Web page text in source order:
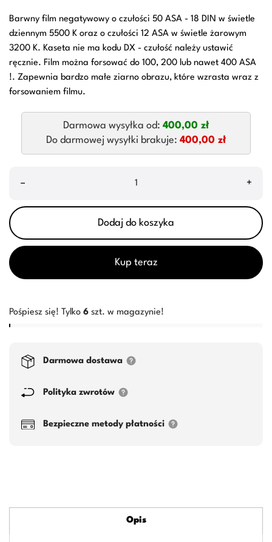
Barwny film negatywowy o czułości 50 ASA - 18 DIN w świetle
dziennym 5500 K oraz o czułości 12 ASA w świetle żarowym
3200 K. Kaseta nie ma kodu DX - czułość należy ustawić
ręcznie. Film można forsować do 100, 200 lub nawet 400 ASA
!. Zapewnia bardzo małe ziarno obrazu, które wzrasta wraz z
forsowaniem filmu.
Darmowa wysyłka od: 400,00 zł
Do darmowej wysyłki brakuje: 400,00 zł
– +
Dodaj do koszyka
Kup teraz
Pośpiesz się! Tylko 6 szt. w magazynie!
Darmowa dostawa
Polityka zwrotów
Bezpieczne metody płatności
Opis